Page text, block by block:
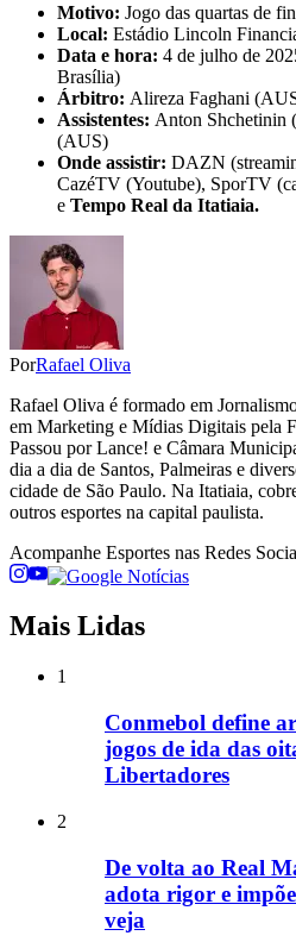
Motivo: Jogo das quartas de
Local: Estádio Lincoln
Data e hora: 4 de julho de
Brasília)
Árbitro: Alireza Faghani
Assistentes: Anton Shchetinin
(AUS)
Onde assistir: DAZN
CazéTV (Youtube), SporTV
e Tempo Real da Itatiaia.
PorRafael Oliva
Rafael Oliva é formado em
em Marketing e Mídias Digitais pela
Passou por Lance! e Câmara
dia a dia de Santos, Palmeiras e
cidade de São Paulo. Na Itatiaia,
outros esportes na capital paulista.
Acompanhe Esportes nas Redes
Mais Lidas
1
Conmebol define
jogos de ida das
Libertadores
2
De volta ao Real
adota rigor e
veja